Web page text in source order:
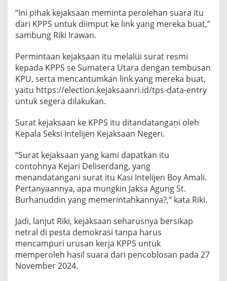
“Ini pihak kejaksaan meminta perolehan suara itu
dari KPPS untuk diimput ke link yang mereka buat,”
sambung Riki Irawan.
Permintaan kejaksaan itu melalui surat resmi
kepada KPPS se Sumatera Utara dengan tembusan
KPU, serta mencantumkan link yang mereka buat,
yaitu https://election.kejaksaanri.id/tps-data-entry
untuk segera dilakukan.
Surat kejaksaan ke KPPS itu ditandatangani oleh
Kepala Seksi Intelijen Kejaksaan Negeri.
“Surat kejaksaan yang kami dapatkan itu
contohnya Kejari Deliserdang, yang
menandatangani surat itu Kasi Intelijen Boy Amali.
Pertanyaannya, apa mungkin Jaksa Agung St.
Burhanuddin yang memerintahkannya?,” kata Riki.
Jadi, lanjut Riki, kejaksaan seharusnya bersikap
netral di pesta demokrasi tanpa harus
mencampuri urusan kerja KPPS untuk
memperoleh hasil suara dari pencoblosan pada 27
November 2024.